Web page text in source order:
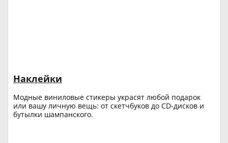
Наклейки
Модные виниловые стикеры украсят любой подарок
или вашу личную вещь: от скетчбуков до CD-дисков и
бутылки шампанского.